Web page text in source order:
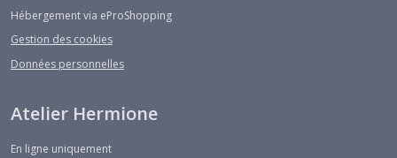
Hébergement via eProShopping
Gestion des cookies
Données personnelles
Atelier Hermione
En ligne uniquement